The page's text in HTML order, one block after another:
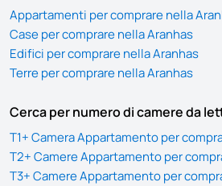
Appartamenti per comprare nella
Case per comprare nella Aranhas
Edifici per comprare nella Aranhas
Terre per comprare nella Aranhas
Cerca per numero di camere da
T1+ Camera Appartamento per
T2+ Camere Appartamento per
T3+ Camere Appartamento per